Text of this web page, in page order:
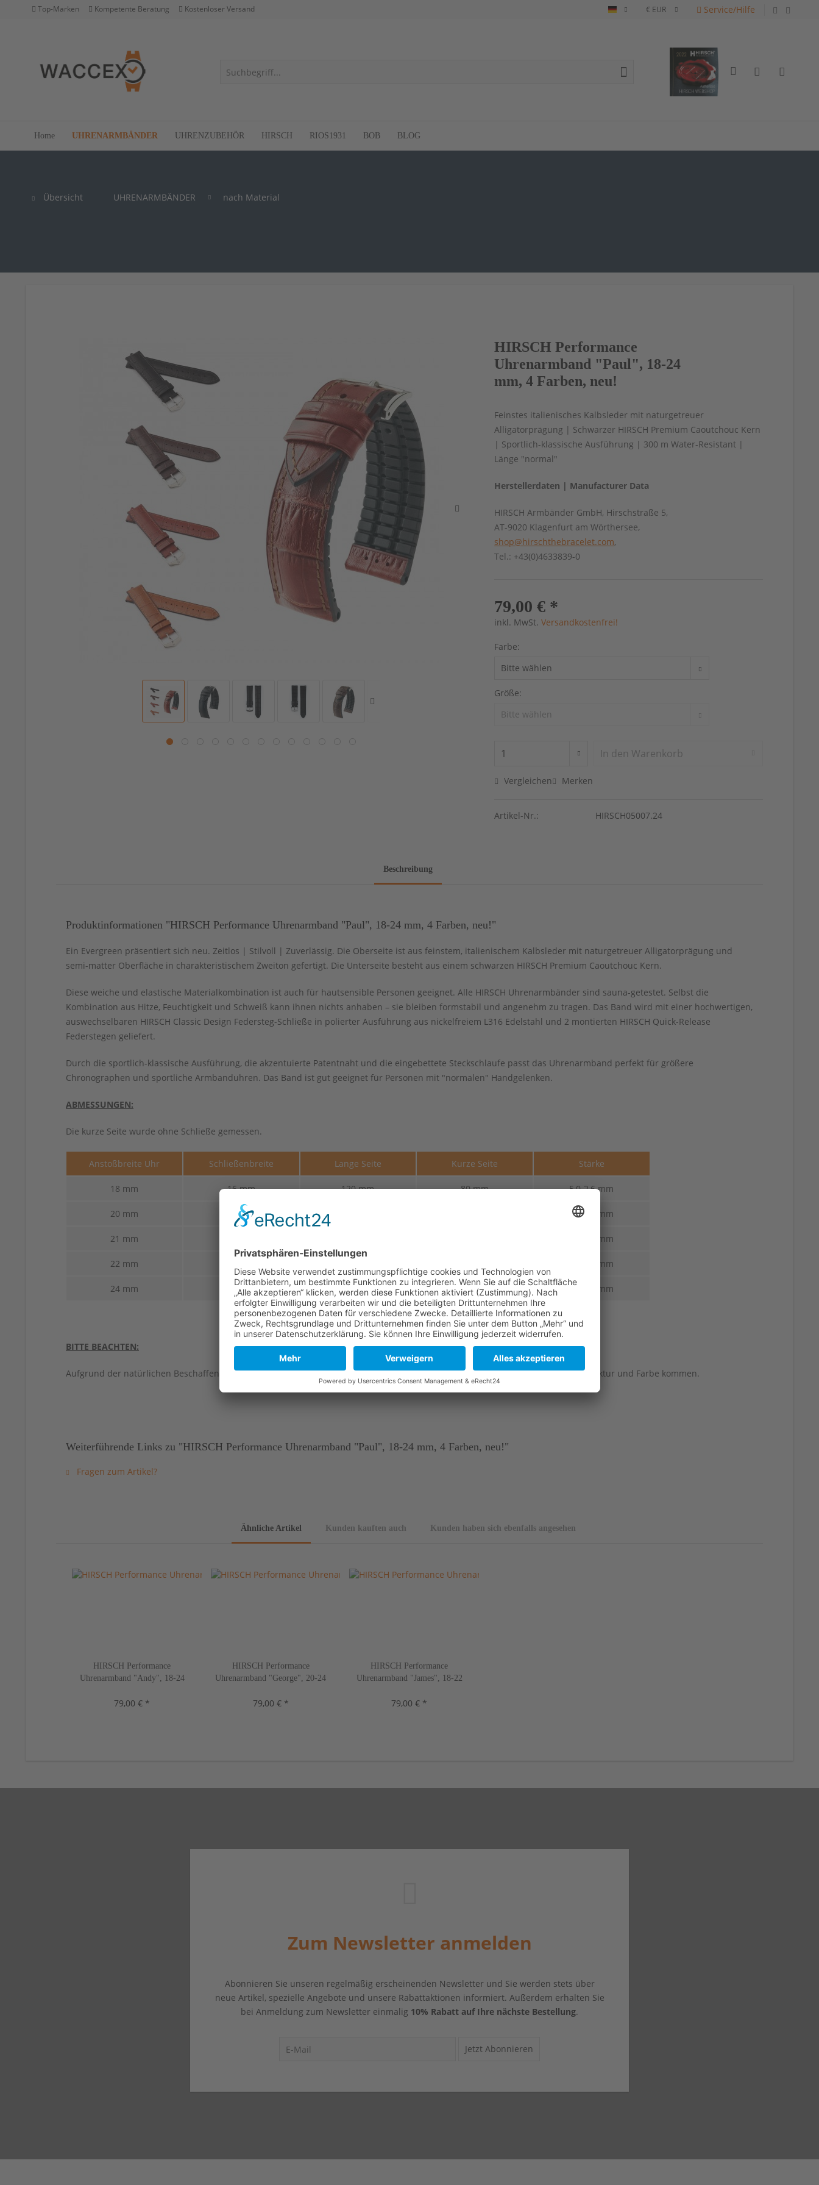
Top-Marken Kompetente Beratung Kostenloser Versand Deutsch Service/Hilfe
Home UHRENARMBÄNDER UHRENZUBEHÖR HIRSCH RIOS1931 BOB BLOG
Übersicht UHRENARMBÄNDER nach Material
HIRSCH Performance
Uhrenarmband "Paul", 18-24
mm, 4 Farben, neu!
Feinstes italienisches Kalbsleder mit naturgetreuer
Alligatorprägung | Schwarzer HIRSCH Premium Caoutchouc Kern
| Sportlich-klassische Ausführung | 300 m Water-Resistant |
Länge "normal"
Herstellerdaten | Manufacturer Data
HIRSCH Armbänder GmbH, Hirschstraße 5,
AT-9020 Klagenfurt am Wörthersee,
shop@hirschthebracelet.com,
Tel.: +43(0)4633839-0
79,00 € *
inkl. MwSt.Versandkostenfrei!
Farbe:
Größe:
In den Warenkorb
Vergleichen Merken
Artikel-Nr.: HIRSCH05007.24
Beschreibung
Produktinformationen "HIRSCH Performance Uhrenarmband "Paul", 18-24 mm, 4 Farben, neu!"
Ein Evergreen präsentiert sich neu. Zeitlos | Stilvoll | Zuverlässig. Die Oberseite ist aus feinstem, italienischem Kalbsleder mit naturgetreuer Alligatorprägung und
semi-matter Oberfläche in charakteristischem Zweiton gefertigt. Die Unterseite besteht aus einem schwarzen HIRSCH Premium Caoutchouc Kern.
Diese weiche und elastische Materialkombination ist auch für hautsensible Personen geeignet. Alle HIRSCH Uhrenarmbänder sind sauna-getestet. Selbst die
Kombination aus Hitze, Feuchtigkeit und Schweiß kann ihnen nichts anhaben – sie bleiben formstabil und angenehm zu tragen. Das Band wird mit einer hochwertigen,
auswechselbaren HIRSCH Classic Design Federsteg-Schließe in polierter Ausführung aus nickelfreiem L316 Edelstahl und 2 montierten HIRSCH Quick-Release
Federstegen geliefert.
Durch die sportlich-klassische Ausführung, die akzentuierte Patentnaht und die eingebettete Steckschlaufe passt das Uhrenarmband perfekt für größere
Chronographen und sportliche Armbanduhren. Das Band ist gut geeignet für Personen mit "normalen" Handgelenken.
ABMESSUNGEN:
Die kurze Seite wurde ohne Schließe gemessen.
Anstoßbreite Uhr Schließenbreite Lange Seite Kurze Seite Stärke
18 mm 16 mm 120 mm 80 mm 5,0-2,6 mm
20 mm 18 mm 5,5-2,8 mm
21 mm 6,0-3,0 mm
22 mm 6,0-3,0 mm
24 mm 22 mm 120 mm 80 mm 6,5-3,2 mm
BITTE BEACHTEN:
Aufgrund der natürlichen Beschaffenheit von Leder und des Gerbprozesses kann es zu kleinen Unterschieden in Oberflächenstruktur und Farbe kommen.
Weiterführende Links zu "HIRSCH Performance Uhrenarmband "Paul", 18-24 mm, 4 Farben, neu!"
Fragen zum Artikel?
Ähnliche Artikel Kunden kauften auch Kunden haben sich ebenfalls angesehen
HIRSCH Performance
Uhrenarmband "Andy", 18-24
79,00 € *
HIRSCH Performance
Uhrenarmband "George", 20-24
79,00 € *
HIRSCH Performance
Uhrenarmband "James", 18-22
79,00 € *
Zum Newsletter anmelden
Abonnieren Sie unseren regelmäßig erscheinenden Newsletter und Sie werden stets über
neue Artikel, spezielle Angebote und unsere Rabattaktionen informiert. Außerdem erhalten Sie
bei Anmeldung zum Newsletter einmalig 10% Rabatt auf Ihre nächste Bestellung.
Jetzt Abonnieren